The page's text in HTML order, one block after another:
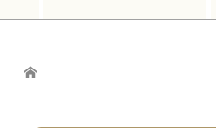
Home